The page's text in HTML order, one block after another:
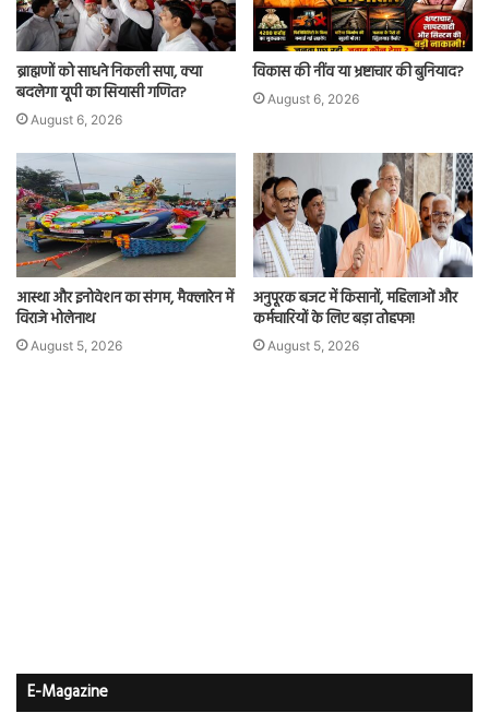
ब्राह्मणों को साधने निकली सपा, क्या
बदलेगा यूपी का सियासी गणित?
August 6, 2026
विकास की नींव या भ्रष्टाचार की बुनियाद?
August 6, 2026
आस्था और इनोवेशन का संगम, मैक्लारेन में
विराजे भोलेनाथ
August 5, 2026
अनुपूरक बजट में किसानों, महिलाओं और
कर्मचारियों के लिए बड़ा तोहफा!
August 5, 2026
E-Magazine